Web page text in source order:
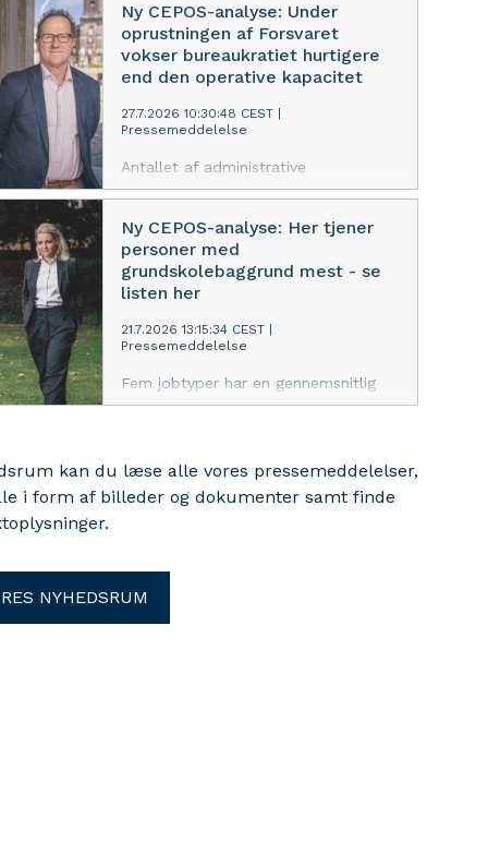
medarbejdere uden umiddelbart
patientrettede opgaver, viser en ny
analyse fra CEPOS
Ny CEPOS-analyse: Under
oprustningen af Forsvaret
vokser bureaukratiet hurtigere
end den operative kapacitet
27.7.2026 10:30:48 CEST
Pressemeddelelse
Antallet af administrative
medarbejdere stiger markant under
analyse fra CEPOS peger på behovet
for tættere politisk opfølgning
Ny CEPOS-analyse: Her tjener
personer med
grundskolebaggrund mest - se
listen her
21.7.2026 13:15:34 CEST
Pressemeddelelse
Fem jobtyper har en gennemsnitlig
månedsløn på over 60.000 kr. for
analyse. Det ligger langt over den
gennemsnitlige løn på 45.000 kr. om
kan du læse alle vores pressemeddelelser,
i form af billeder og dokumenter samt finde
NYHEDSRUM